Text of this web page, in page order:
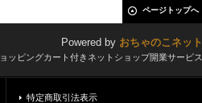
ページトップへ
Powered by おちゃのこネット
ッピングカート付きネットショップ開業サービス
特定商取引法表示